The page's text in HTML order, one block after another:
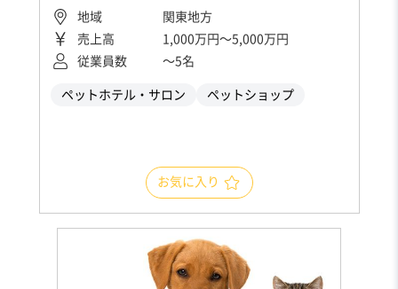
地域
関東地方
売上高
1,000万円〜5,000万円
従業員数
〜5名
ペットホテル・サロン ペットショップ
お気に入り